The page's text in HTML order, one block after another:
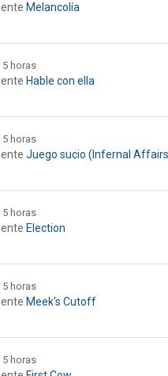
Melancolía
5 horas
Hable con ella
5 horas
Juego sucio (Infernal
5 horas
Election
5 horas
Meek's Cutoff
5 horas